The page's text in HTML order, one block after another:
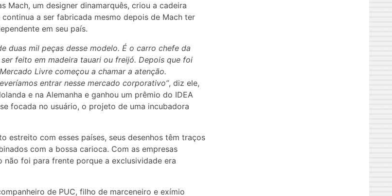
Mach, um designer dinamarquês, criou a cadeira
continua a ser fabricada mesmo depois de Mach ter
em seu país.
duas mil peças desse modelo. É o carro chefe da
feito em madeira tauari ou freijó. Depois que foi
Livre começou a chamar a atenção.
entrar nesse mercado corporativo”, diz ele,
e na Alemanha e ganhou um prêmio do IDEA
focada no usuário, o projeto de uma incubadora
estreito com esses países, seus desenhos têm traços
com a bossa carioca. Com as empresas
não foi para frente porque a exclusividade era
de PUC, filho de marceneiro e exímio